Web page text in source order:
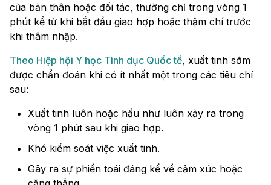
của bản thân hoặc đối tác, thường chỉ trong vòng 1
phút kể từ khi bắt đầu giao hợp hoặc thậm chí trước
khi thâm nhập.
Theo Hiệp hội Y học Tình dục Quốc tế, xuất tinh sớm
được chẩn đoán khi có ít nhất một trong các tiêu chí
sau:
Xuất tinh luôn hoặc hầu như luôn xảy ra trong
vòng 1 phút sau khi giao hợp.
Khó kiểm soát việc xuất tinh.
Gây ra sự phiền toái đáng kể về cảm xúc hoặc